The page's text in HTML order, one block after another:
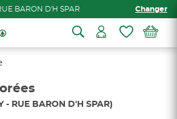
BARON D'H SPAR Changer
- RUE BARON D'H SPAR)